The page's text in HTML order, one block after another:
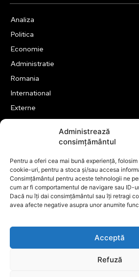
Administrează
consimțământul
Pentru a oferi cea mai bună experiență,
cookie-uri, pentru a stoca și/sau accesa
Consimțământul pentru aceste tehnologii ne
cum ar fi comportamentul de navigare sau ID-
Dacă nu îți dai consimțământul sau îți retragi
avea afecte negative asupra unor anumite
Acceptă
Refuză
Analiza
Politica
Economie
Administratie
Romania
International
Externe
Financiar
ABUZURI
Social
Cultura